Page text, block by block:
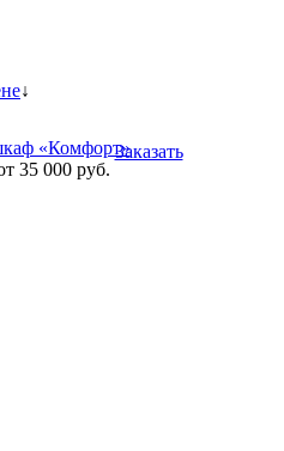
↓
«Комфорт»
35 000руб.
Заказать